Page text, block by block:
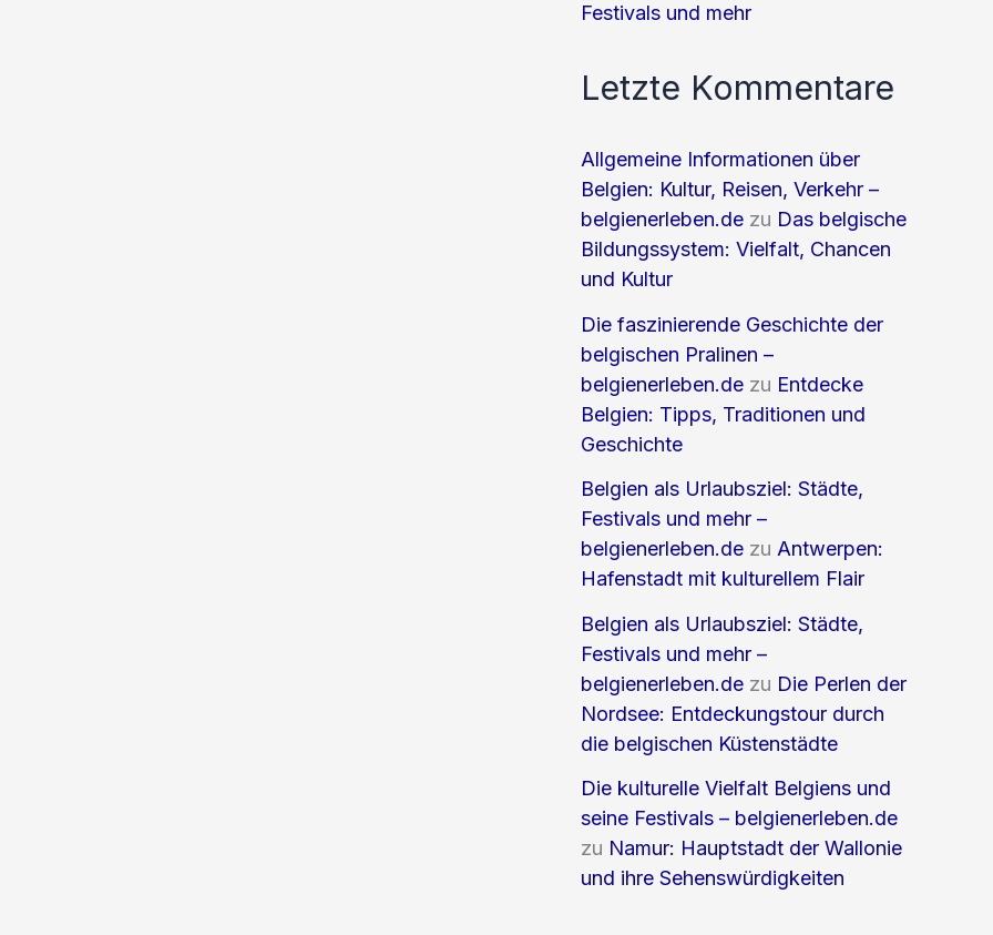
Festivals und mehr
Letzte Kommentare
Allgemeine Informationen über
Belgien: Kultur, Reisen, Verkehr –
belgienerleben.de zu Das belgische
Bildungssystem: Vielfalt, Chancen
und Kultur
Die faszinierende Geschichte der
belgischen Pralinen –
belgienerleben.de zu Entdecke
Belgien: Tipps, Traditionen und
Geschichte
Belgien als Urlaubsziel: Städte,
Festivals und mehr –
belgienerleben.de zu Antwerpen:
Hafenstadt mit kulturellem Flair
Belgien als Urlaubsziel: Städte,
Festivals und mehr –
belgienerleben.de zu Die Perlen der
Nordsee: Entdeckungstour durch
die belgischen Küstenstädte
Die kulturelle Vielfalt Belgiens und
seine Festivals – belgienerleben.de
zu Namur: Hauptstadt der Wallonie
und ihre Sehenswürdigkeiten